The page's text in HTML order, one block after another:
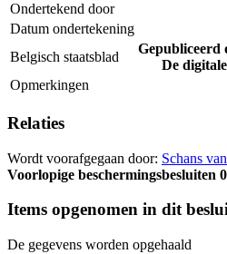
Ondertekend door
Datum ondertekening
Belgisch staatsblad
Gepubliceerd
De
Opmerkingen
Relaties
Wordt voorafgegaan door: Schans
Voorlopige beschermingsbesluiten
Items opgenomen in dit
De gegevens worden opgehaald